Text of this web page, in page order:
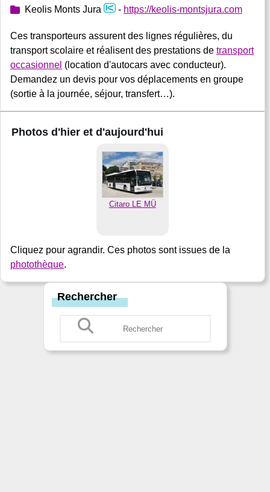
Keolis Monts Jura - https://keolis-montsjura.com
Ces transporteurs assurent des lignes régulières, du
transport scolaire et réalisent des prestations de transport
occasionnel (location d'autocars avec conducteur).
Demandez un devis pour vos déplacements en groupe
(sortie à la journée, séjour, transfert…).
Photos d'hier et d'aujourd'hui
Citaro LE MÜ
Cliquez pour agrandir. Ces photos sont issues de la
photothèque.
Rechercher